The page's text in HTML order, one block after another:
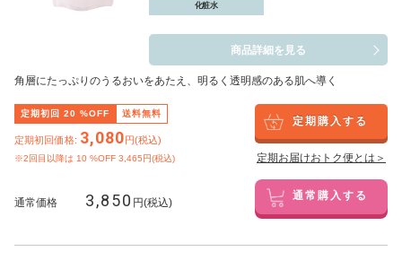
化粧水
商品詳細を見る
角層にたっぷりのうるおいをあたえ、明るく透明感のある肌へ導く
定期初回 20 %OFF 送料無料
定期初回価格: 3,080円(税込)
※2回目以降は 10 %OFF 3,465円(税込)
定期購入する
定期お届けおトク便とは＞
通常価格 3,850 円(税込) 通常購入する